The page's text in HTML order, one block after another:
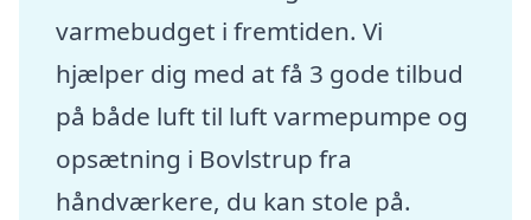
varmebudget i fremtiden. Vi
hjælper dig med at få 3 gode tilbud
på både luft til luft varmepumpe og
opsætning i Bovlstrup fra
håndværkere, du kan stole på.